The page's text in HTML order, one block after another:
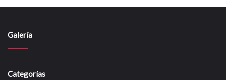
Galería
Categorías